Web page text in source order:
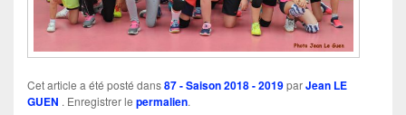
Cet article a été posté dans87 - Saison 2018 - 2019parJean LE
GUEN . Enregistrer le permalien.